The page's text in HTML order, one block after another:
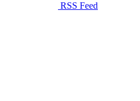
RSS Feed